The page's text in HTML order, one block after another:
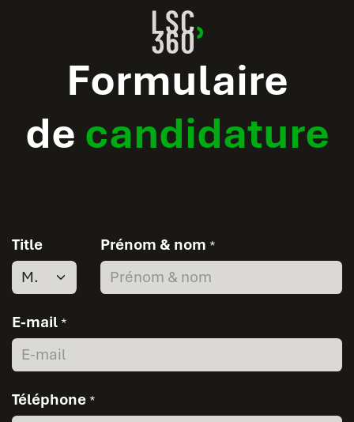
Formulaire
de candidature
Title Prénom & nom *
E-mail *
Téléphone *